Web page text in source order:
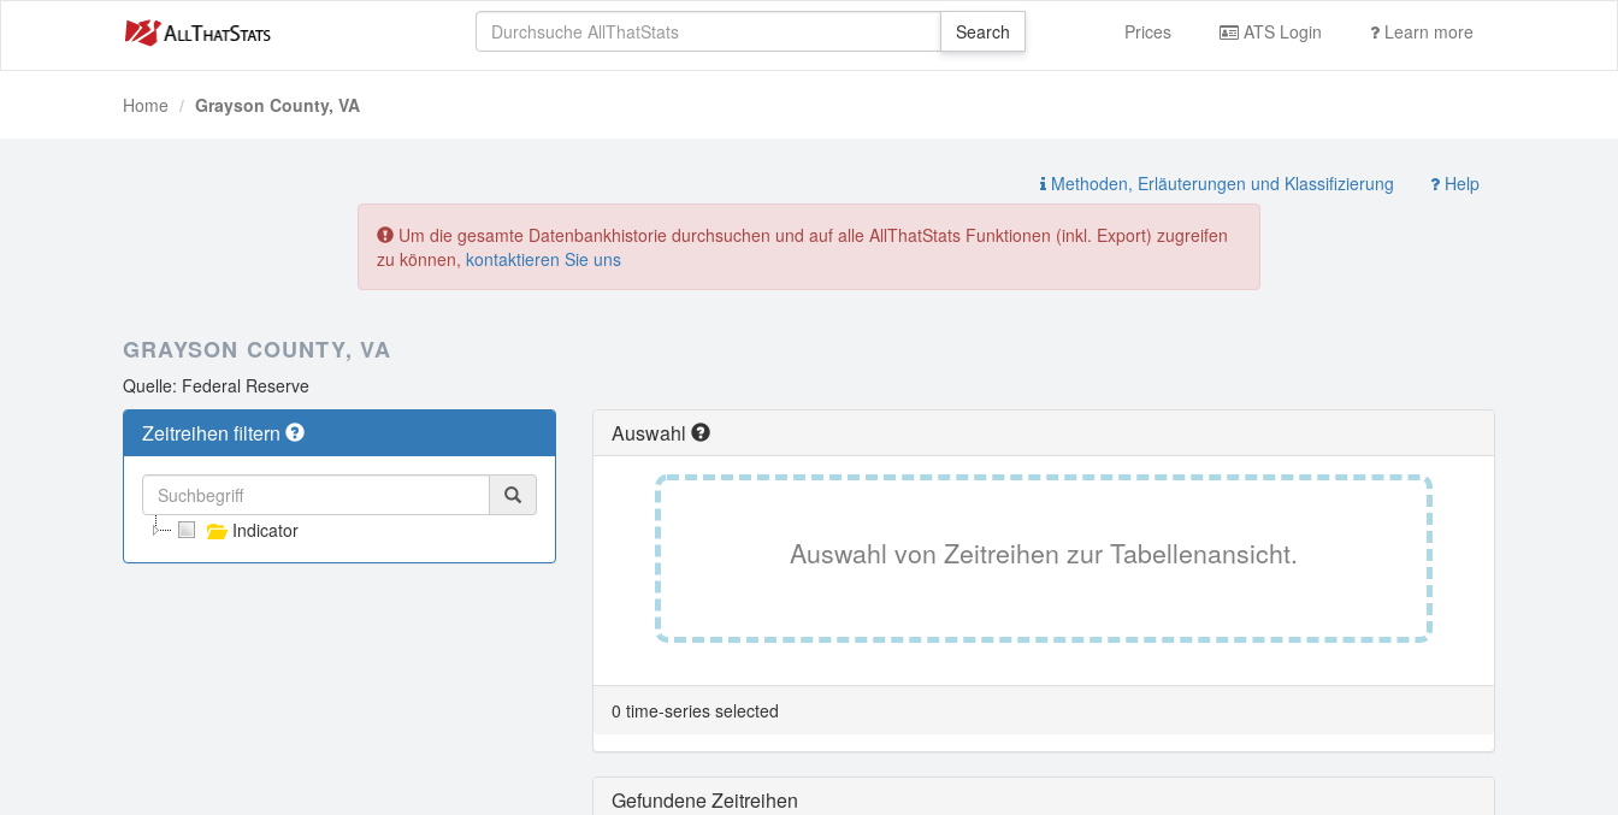
Prices ATS Login Learn more
Home Grayson County, VA
Methoden, Erläuterungen und Klassifizierung Help
Um die gesamte Datenbankhistorie durchsuchen und auf alle AllThatStats Funktionen (inkl. Export) zugreifen
zu können, kontaktieren Sie uns
GRAYSON COUNTY, VA
Quelle: Federal Reserve
Zeitreihen filtern
Indicator
Auswahl
Auswahl von Zeitreihen zur Tabellenansicht.
0 time-series selected
Gefundene Zeitreihen